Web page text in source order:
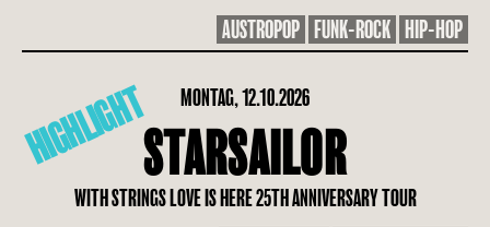
AUSTROPOP FUNK-ROCK HIP-HOP
MONTAG, 12.10.2026
HIGHLIGHTSTARSAILOR
WITH STRINGS LOVE IS HERE 25TH ANNIVERSARY TOUR